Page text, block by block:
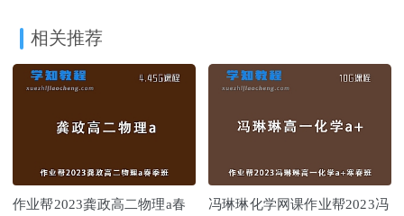
相关推荐
作业帮2023龚政高二物理a春
冯琳琳化学网课作业帮2023冯